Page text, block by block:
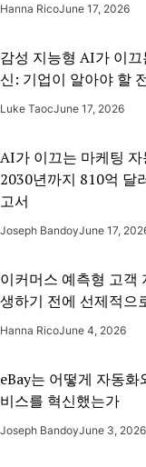
Hanna RicoJune 17, 2026
감성 지능형 AI가 이
신: 기업이 알아야 할
Luke TaocJune 17, 2026
AI가 이끄는 마케팅 자
2030년까지 810억 달
고서
Joseph BandoyJune 17,
이커머스 예측형 고객
생하기 전에 선제적으
Hanna RicoJune 4, 2026
eBay는 어떻게 자동화
비스를 혁신했는가
Joseph BandoyJune 3, 2026